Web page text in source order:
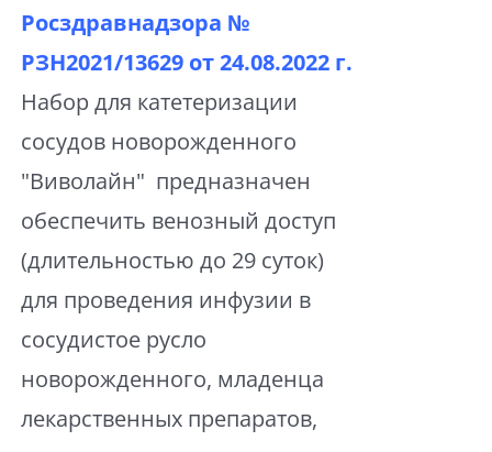
Росздравнадзора №
РЗН2021/13629 от24.08.2022 г.
Набор для катетеризации
сосудов новорожденного
"Виволайн" предназначен
обеспечить венозный доступ
(длительностью до 29 суток)
для проведения инфузии в
сосудистое русло
новорожденного, младенца
лекарственных препаратов,